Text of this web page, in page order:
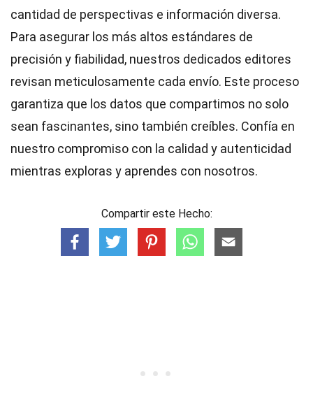
cantidad de perspectivas e información diversa.
Para asegurar los más altos estándares de
precisión y fiabilidad, nuestros dedicados editores
revisan meticulosamente cada envío. Este proceso
garantiza que los datos que compartimos no solo
sean fascinantes, sino también creíbles. Confía en
nuestro compromiso con la calidad y autenticidad
mientras exploras y aprendes con nosotros.
Compartir este Hecho: